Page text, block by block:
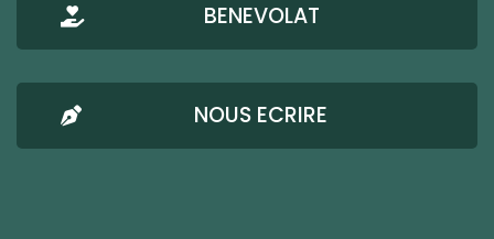
BENEVOLAT
NOUS ECRIRE